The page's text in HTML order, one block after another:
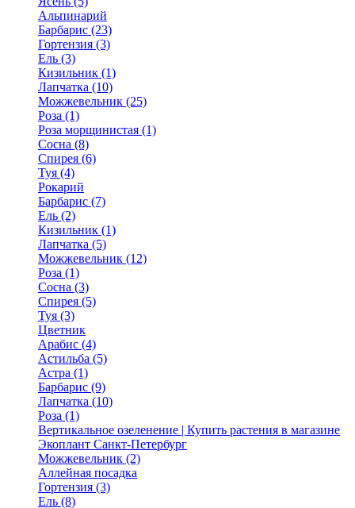
Альпинарий
Барбарис (23)
Гортензия (3)
Ель (3)
Кизильник (1)
Лапчатка (10)
Можжевельник (25)
Роза (1)
Роза морщинистая (1)
Сосна (8)
Спирея (6)
Туя (4)
Рокарий
Барбарис (7)
Ель (2)
Кизильник (1)
Лапчатка (5)
Можжевельник (12)
Роза (1)
Сосна (3)
Спирея (5)
Туя (3)
Цветник
Арабис (4)
Астильба (5)
Астра (1)
Барбарис (9)
Лапчатка (10)
Роза (1)
Вертикальное озеленение | Купить растения в магазине
Экоплант Санкт-Петербург
Можжевельник (2)
Аллейная посадка
Гортензия (3)
Ель (8)